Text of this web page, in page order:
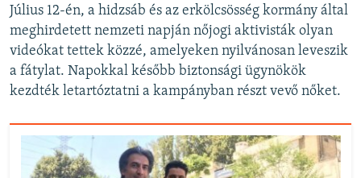
Július 12-én, a hidzsáb és az erkölcsösség kormány által
meghirdetett nemzeti napján nőjogi aktivisták olyan
videókat tettek közzé, amelyeken nyilvánosan leveszik
a fátylat. Napokkal később biztonsági ügynökök
kezdték letartóztatni a kampányban részt vevő nőket.